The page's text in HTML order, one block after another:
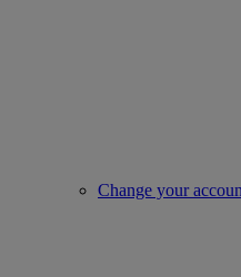
Change your